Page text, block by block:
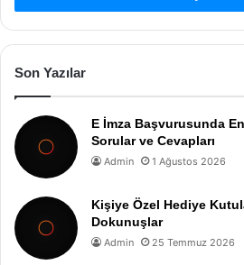
Son Yazılar
E İmza Başvurusunda
Sorular ve Cevapları
Admin 1 Ağustos 2026
Kişiye Özel Hediye
Dokunuşlar
Admin 25 Temmuz 2026